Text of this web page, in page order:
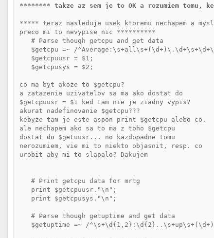
******** takze az sem je to OK a rozumiem tomu,
***** teraz nasleduje usek ktoremu nechapem a
preco mi to nevypise nic **********
   # Parse though getcpu and get data
$getcpu =~ /
   $getcpuusr = $1;
   $getcpusys = $2;
co ma byt akoze to $getcpu?
a zatazenie uzivatelov sa ma ako dostat do
$getcpuusr = $1 ked tam nie je ziadny vypis?
akurat nadefinovanie $getcpu???
kebyze tam je este aspon print $getcpu alebo co,
ale nechapem ako sa to ma z toho $getcpu
dostat do $getuusr... no kazdopadne tomu
nerozumiem, vie mi to niekto objasnit, resp. co
urobit aby mi to slapalo? Dakujem
   # Print getcpu data for mrtg
   print $getcpuusr."\n";
   print $getcpusys."\n";
   # Parse though getuptime and get data
$getuptime =~ /